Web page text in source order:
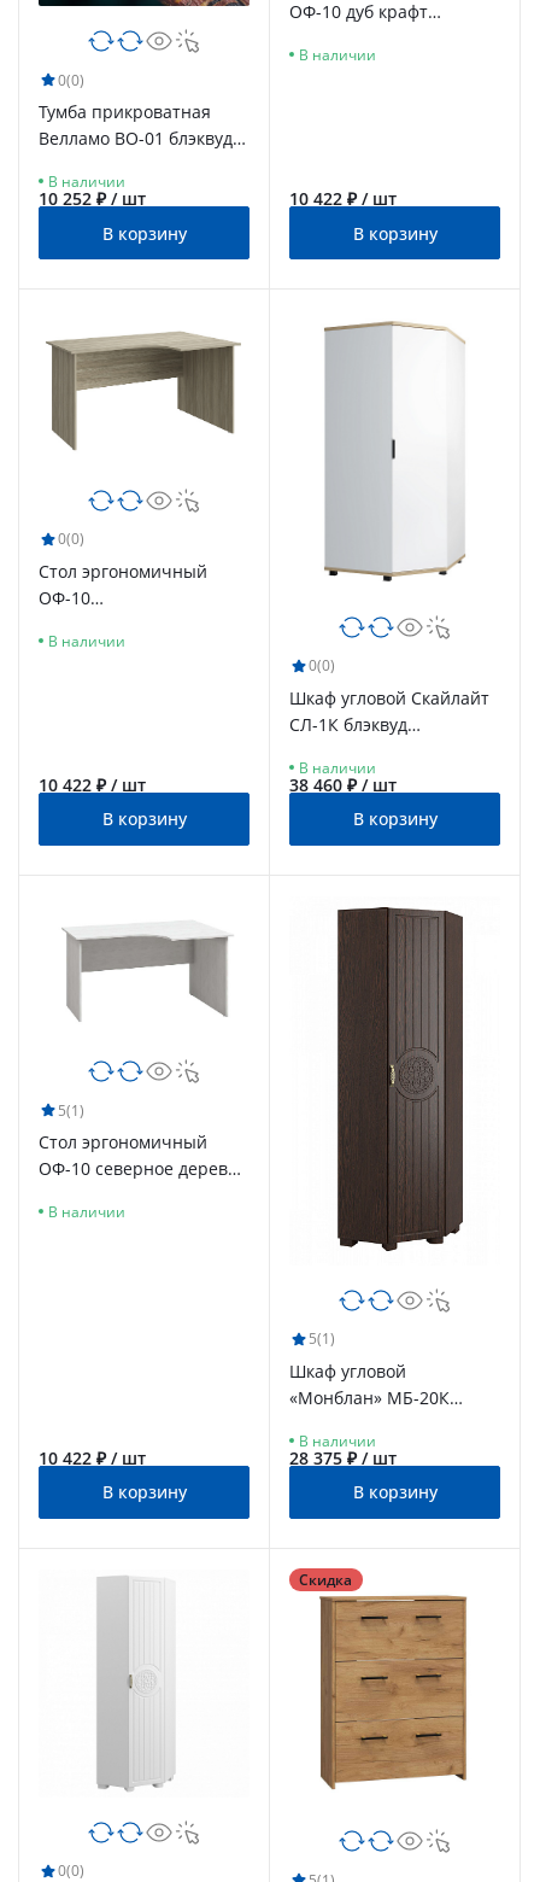
0(0)
Тумба прикроватная
Велламо ВО-01 блэквуд
волна
В наличии
10 252 ₽ / шт
В корзину
ОФ-10 дуб крафт
В наличии
10 422 ₽ / шт
В корзину
0(0)
Стол эргономичный
ОФ-10
В наличии
10 422 ₽ / шт
В корзину
0(0)
Шкаф угловой Скайлайт
СЛ-1К блэквуд
меренга
В наличии
38 460 ₽ / шт
В корзину
5(1)
Стол эргономичный
ОФ-10 северное дерево
В наличии
10 422 ₽ / шт
В корзину
5(1)
Шкаф угловой
«Монблан» МБ-20К
В наличии
28 375 ₽ / шт
В корзину
0(0)
Скидка